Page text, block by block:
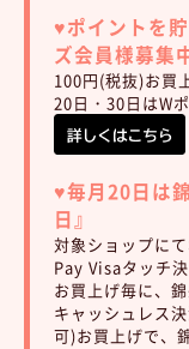
♥︎ポイントを
ズ会員様募集
100円(税抜)お買
20日・30日はW
♥︎毎月20日は
日』
対象ショップに
Pay Visaタッチ
お買上げ毎に、
キャッシュレス
可)お買上げで、